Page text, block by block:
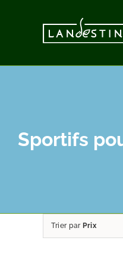
Sportifs
Trier par Prix